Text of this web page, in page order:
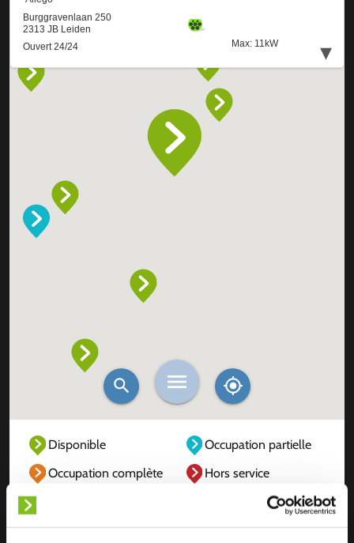
Disponible
Occupation partielle
Occupation complète
Hors service